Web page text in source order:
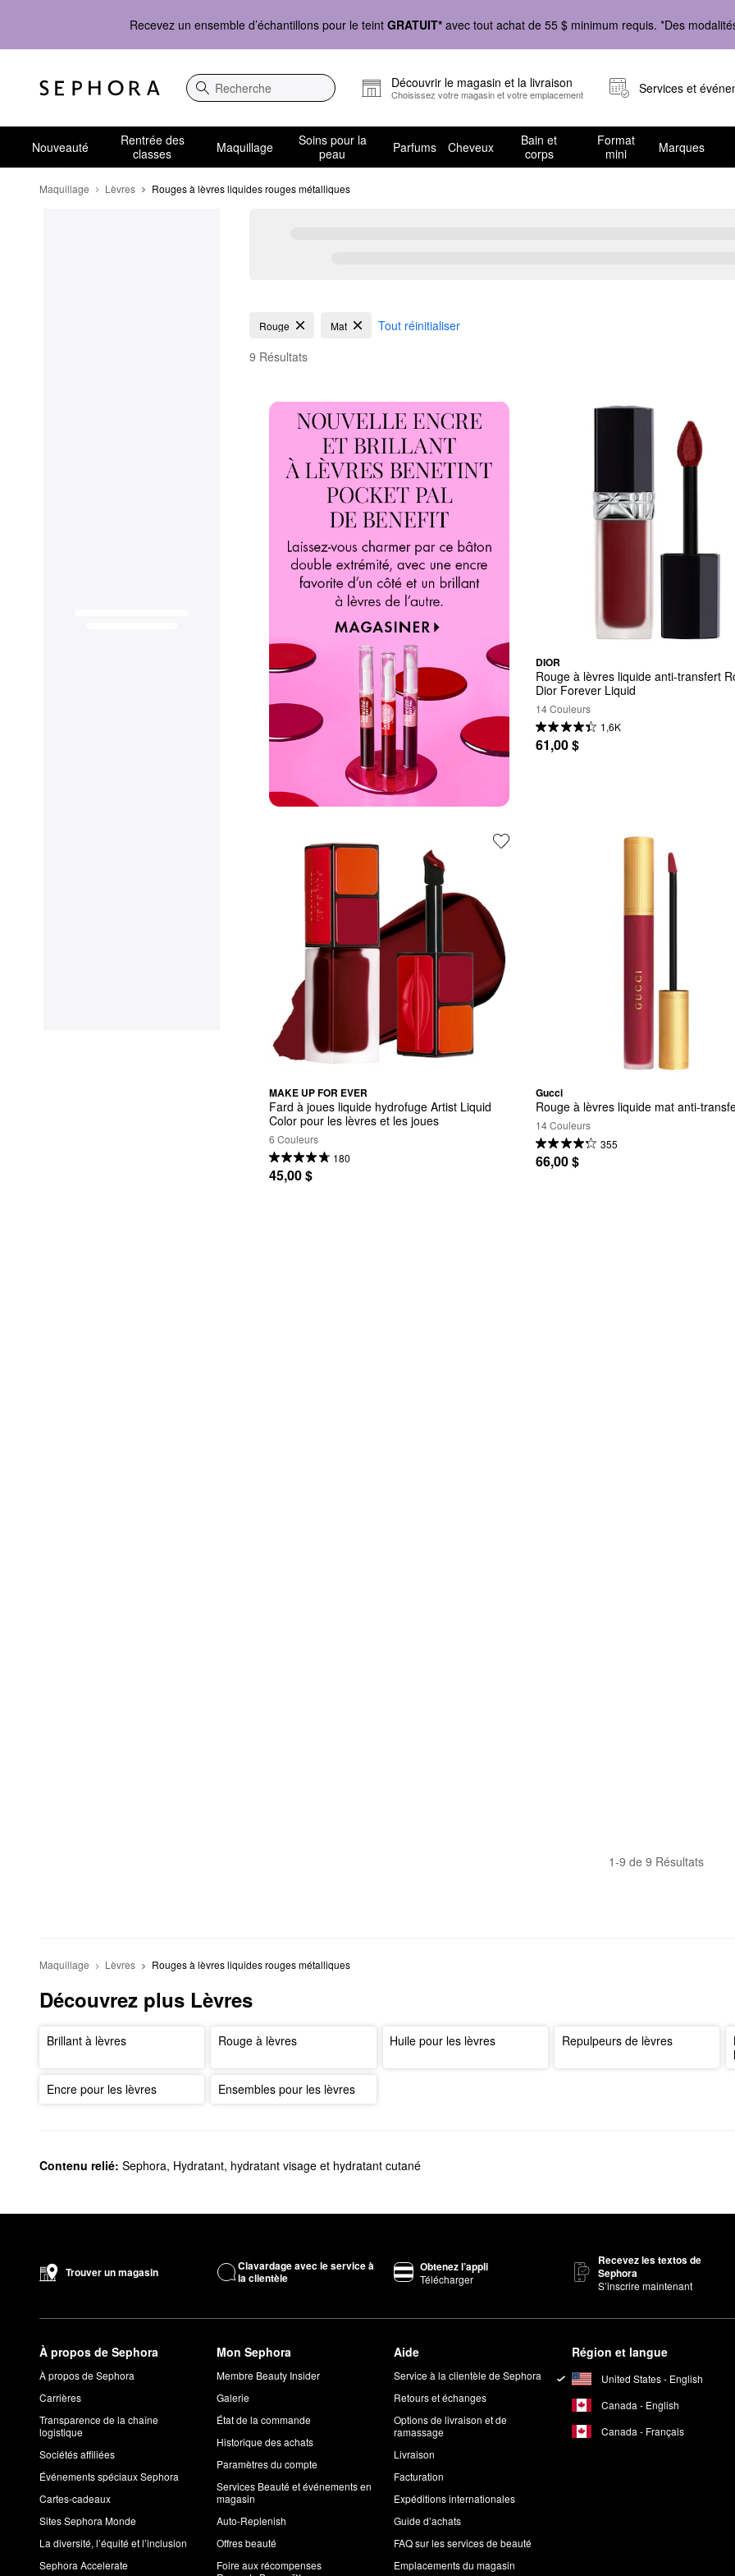
Recevez un ensemble d’échantillons pour le teint GRATUIT* avec tout achat de 55 $ minimum requis. *Des
Recherche
Découvrir le magasin et la livraison
Choisissez votre magasin et votre emplacement Services et
Nouveauté
Rentrée des
classes
Maquillage
Soins pour la
peau
Parfums Cheveux
Bain et
corps
Format
mini
Marques
Maquillage Lèvres Rouges à lèvres liquides rouges métalliques
Rouges à lèvres liquides rouges métalliques
Rouge Mat
Tout réinitialiser
9 Résultats
DIOR
Rouge à lèvres liquide anti-transfert
Dior Forever Liquid
14 Couleurs
1,6K
61,00 $
MAKE UP FOR EVER
Fard à joues liquide hydrofuge Artist Liquid
Color pour les lèvres et les joues
6 Couleurs
180
45,00 $
Gucci
Rouge à lèvres liquide mat anti-
14 Couleurs
355
66,00 $
1-9 de 9 Résultats
Maquillage Lèvres Rouges à lèvres liquides rouges métalliques
Découvrez plus Lèvres
Brillant à lèvres Rouge à lèvres Huile pour les lèvres Repulpeurs de lèvres
Encre pour les lèvres Ensembles pour les lèvres
Contenu relié: Sephora, Hydratant, hydratant visage et hydratant cutané
Trouver un magasin
Clavardage avec le service à
la clientèle
Obtenez l’appli
Télécharger
Recevez les textos de
Sephora
S’inscrire maintenant
À propos de Sephora
À propos de Sephora
Carrières
Transparence de la chaîne
logistique
Sociétés affiliées
Événements spéciaux Sephora
Cartes-cadeaux
Sites Sephora Monde
La diversité, l’équité et l’inclusion
Sephora Accelerate
Mon Sephora
Membre Beauty Insider
Galerie
État de la commande
Historique des achats
Paramètres du compte
Services Beauté et événements en
magasin
Auto-Replenish
Offres beauté
Foire aux récompenses
Aide
Service à la clientèle de Sephora
Retours et échanges
Options de livraison et de
ramassage
Livraison
Facturation
Expéditions internationales
Guide d’achats
FAQ sur les services de beauté
Emplacements du magasin
Région et langue
United States - English
Canada - English
Canada - Français